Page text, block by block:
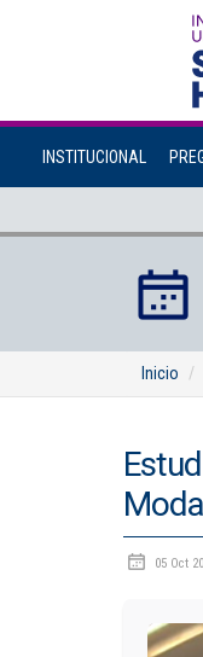
INSTITUCIONAL
Inicio
05 Oct